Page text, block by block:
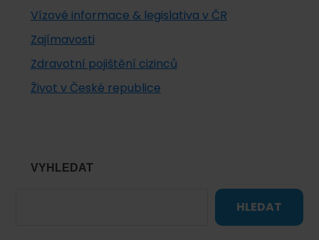
Vízové informace & legislativa v ČR
Zajímavosti
Zdravotní pojištění cizinců
Život v České republice
VYHLEDAT
HLEDAT